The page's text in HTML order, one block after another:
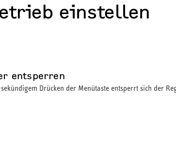
einstellen
entsperren
Drücken der Menütaste entsperrt sich der